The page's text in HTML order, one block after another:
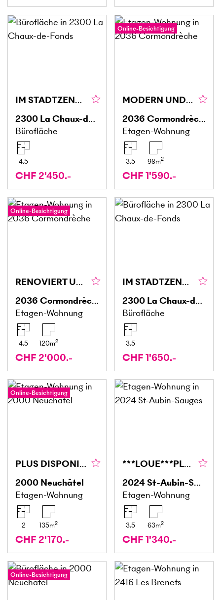
IM STADTZENTRUM AN IDEALER LAGE
2300 La Chaux-de-Fonds
Bürofläche
4.5
CHF 2'450.-
Online-Besichtigung
MODERN UND GEPFLEGT
2036 Cormondrèche
Etagen-Wohnung
3.5 98m2
CHF 1'590.-
Online-Besichtigung
RENOVIERT UND MODERN
2036 Cormondrèche
Etagen-Wohnung
4.5 120m2
CHF 2'000.-
IM STADTZENTRUM IDEAL GELEGEN
2300 La Chaux-de-Fonds
Bürofläche
3.5
CHF 1'650.-
Online-Besichtigung
PLUS DISPONIBLE
2000 Neuchâtel
Etagen-Wohnung
2 135m2
CHF 2'170.-
***LOUE***PLUS DISPONIBLE
2024St-Aubin-Sauges
Etagen-Wohnung
3.5 63m2
CHF 1'340.-
Online-Besichtigung